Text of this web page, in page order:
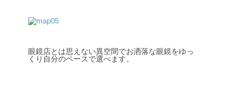
眼鏡店とは思えない異空間でお洒落な眼鏡をゆっ
くり自分のペースで選べます。